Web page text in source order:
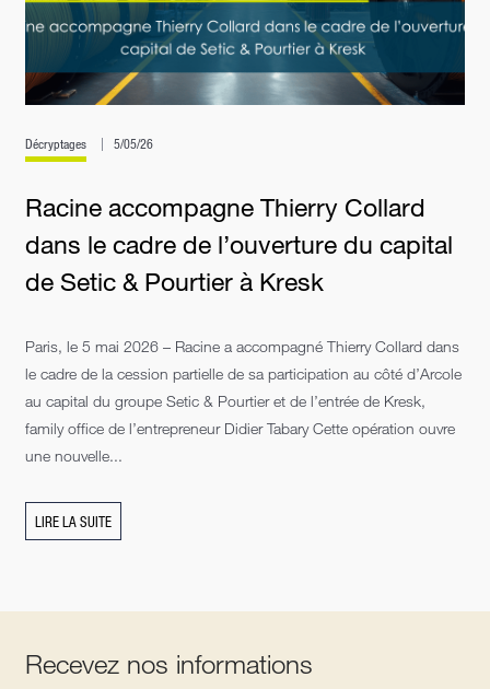
Décryptages 5/05/26
Racine accompagne Thierry Collard
dans le cadre de l’ouverture du capital
de Setic & Pourtier à Kresk
Paris, le 5 mai 2026 – Racine a accompagné Thierry Collard dans
le cadre de la cession partielle de sa participation au côté d’Arcole
au capital du groupe Setic & Pourtier et de l’entrée de Kresk,
family office de l’entrepreneur Didier Tabary Cette opération ouvre
une nouvelle...
LIRE LA SUITE
Recevez nos informations